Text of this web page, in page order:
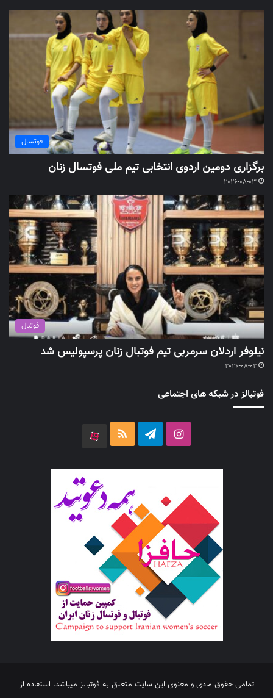
فوتسال
برگزاری دومین اردوی انتخابی تیم ملی فوتسال زنان
2026-08-03
فوتبال
نیلوفر اردلان سرمربی تیم فوتبال زنان پرسپولیس شد
2026-08-02
فوتبالز در شبکه های اجتماعی
اینستاگرامتلگرام خوراک
تمامی حقوق مادی و معنوی این سایت متعلق به فوتبالز میباشد. استفاده از